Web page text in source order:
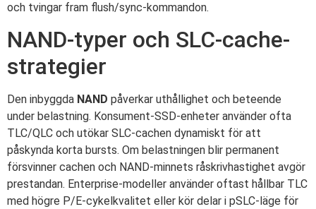
och tvingar fram flush/sync-kommandon.
NAND-typer och SLC-cache-
strategier
Den inbyggda NAND påverkar uthållighet och beteende
under belastning. Konsument-SSD-enheter använder ofta
TLC/QLC och utökar SLC-cachen dynamiskt för att
påskynda korta bursts. Om belastningen blir permanent
försvinner cachen och NAND-minnets råskrivhastighet avgör
prestandan. Enterprise-modeller använder oftast hållbar TLC
med högre P/E-cykelkvalitet eller kör delar i pSLC-läge för